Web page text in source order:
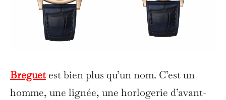
Breguetest bien plus qu’un nom. C’est un
homme, une lignée, une horlogerie d’avant-